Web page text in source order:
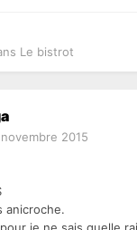
Le bistrot
2015
anicroche.